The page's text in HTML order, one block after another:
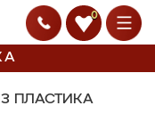
0
ПЛАСТИКА